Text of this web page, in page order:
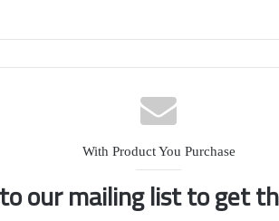
With Product You Purchase
our mailing list to get